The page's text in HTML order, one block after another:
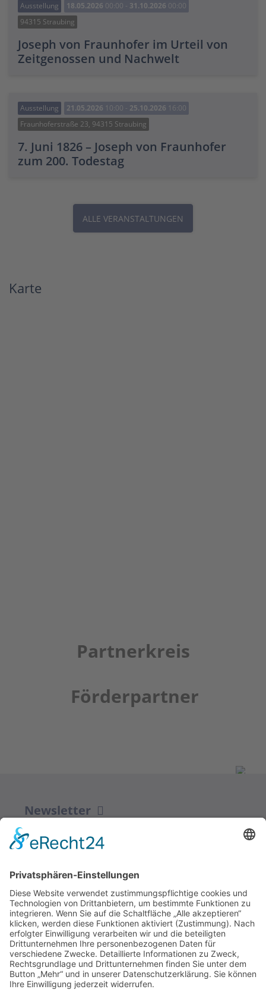
Ausstellung 18.05.2026 00:00 - 31.10.2026 00:00
94315 Straubing
Joseph von Fraunhofer im Urteil von
Zeitgenossen und Nachwelt
Ausstellung 21.05.2026 10:00 - 25.10.2026 16:00
Fraunhoferstraße 23, 94315 Straubing
7. Juni 1826 – Joseph von Fraunhofer
zum 200. Todestag
ALLE VERANSTALTUNGEN
Karte
Partnerkreis
Förderpartner
Newsletter
ZUR ANMELDUNG
Redaktion bbkult.net
Centrum Bavaria Bohemia (CeBB)
Dr. Veronika Hofinger
Freyung 1, 92539 Schönsee
Tel.:+49 (0)9674 / 92 48 78
veronika.hofinger@cebb.de